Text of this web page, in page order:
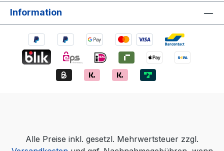
Information
Alle Preise inkl. gesetzl. Mehrwertsteuer zzgl.